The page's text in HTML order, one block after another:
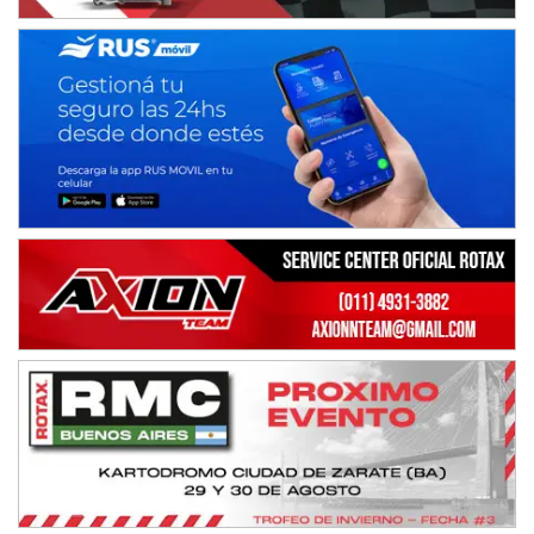
Ramiro Tot (Asfalto)
Baradero (Buenos Aires)
KDO - F6
Ciudad de Trenque Lauquen (Asfalto)
Trenque Lauquen (Buenos Aires)
ENTRERRIANO - F6 (POSTERGADA)
Parque de la Velocidad (Asfalto)
Villaguay (Entre Ríos)
VICTORIENSE - F7
El Cerro (Tierra)
Victoria (Entre Ríos)
PATAGONICO - F6
Moto Club Reginense (Tierra)
Gral. E. Godoy (Río Negro)
CSK - F7
Juventud Unida (Tierra)